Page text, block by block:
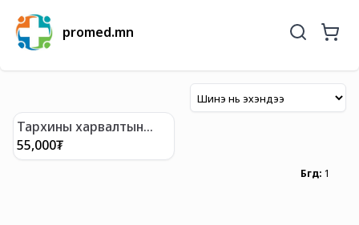
promed.mn
Тархины харвалтын
дараах хөдөлмөр засал
55,000₮
Бүгд: 1